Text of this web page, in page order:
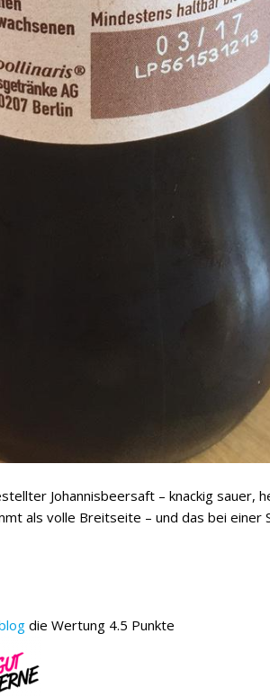
Johannisbeersaft – knackig sauer,
als volle Breitseite – und das bei einer
die Wertung 4.5 Punkte